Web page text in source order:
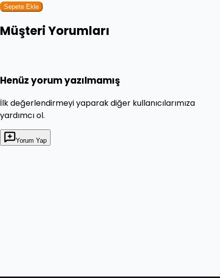
Sepete Ekle
Müşteri Yorumları
Henüz yorum yazılmamış
İlk değerlendirmeyi yaparak diğer kullanıcılarımıza
yardımcı ol.
Yorum Yap